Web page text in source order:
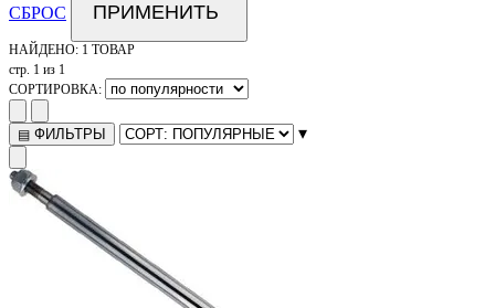
СБРОС ПРИМЕНИТЬ
НАЙДЕНО: 1 ТОВАР
стр. 1 из 1
СОРТИРОВКА:
▤ ФИЛЬТРЫ ▾